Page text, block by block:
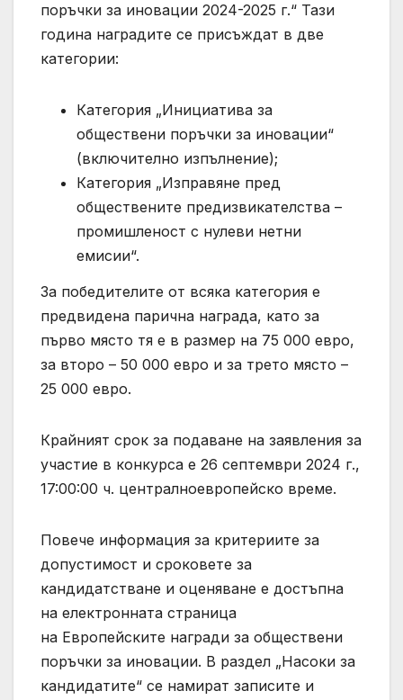
поръчки за иновации 2024-2025 г.“ Тази
година наградите се присъждат в две
категории:
Категория „Инициатива за
обществени поръчки за иновации“
(включително изпълнение);
Категория „Изправяне пред
обществените предизвикателства –
промишленост с нулеви нетни
емисии“.
За победителите от всяка категория е
предвидена парична награда, като за
първо място тя е в размер на 75 000 евро,
за второ – 50 000 евро и за трето място –
25 000 евро.
Крайният срок за подаване на заявления за
участие в конкурса е 26 септември 2024 г.,
17:00:00 ч. централноевропейско време.
Повече информация за критериите за
допустимост и сроковете за
кандидатстване и оценяване е достъпна
на електронната страница
на Европейските награди за обществени
поръчки за иновации. В раздел „Насоки за
кандидатите“ се намират записите и